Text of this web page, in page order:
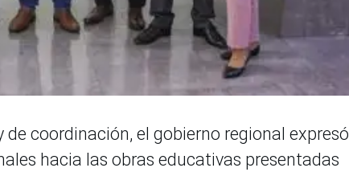
coordinación, el gobierno regional expresó
hacia las obras educativas presentadas